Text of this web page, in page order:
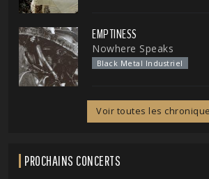
EMPTINESS
Nowhere Speaks
Black Metal Industriel
Voir toutes les
PROCHAINS CONCERTS